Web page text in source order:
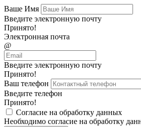
Ваше Имя
Введите электронную почту
Принято!
Электронная почта
@
Введите электронную почту
Принято!
Ваш телефон
Введите телефон
Принято!
Согласие на обработку данных
Необходимо согласие на обработку